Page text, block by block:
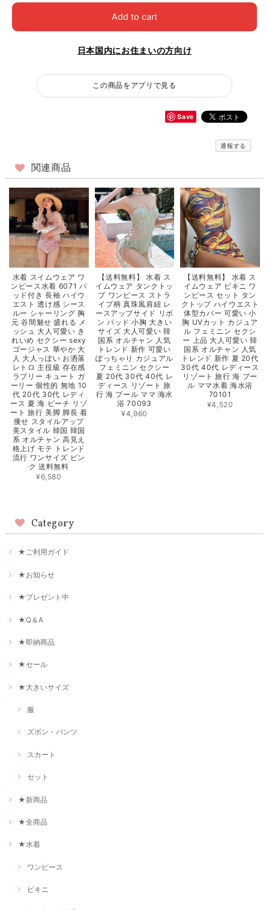
Add to cart
日本国内にお住まいの方向け
この商品をアプリで見る
Save
通報する
関連商品
水着 スイムウェア ワ
ンピース水着 6071 パ
ッド付き 長袖 ハイウ
エスト 透け感 シース
ルー シャーリング 胸
元 谷間魅せ 盛れる メ
ッシュ 大人可愛い き
れいめ セクシー sexy
ゴージャス 華やか 大
人 大人っぽい お洒落
レトロ 主役級 存在感
ラブリー キュート ガ
ーリー 個性的 無地 10
代 20代 30代 レディ
ース 夏 海 ビーチ リゾ
ート 旅行 美脚 脚長 着
痩せ スタイルアップ
美スタイル 韓国 韓国
系 オルチャン 高見え
格上げ モテ トレンド
流行 ワンサイズ ピン
ク 送料無料
¥6,580
【送料無料】 水着 ス
イムウェア タンクトッ
プ ワンピース ストラ
イプ柄 真珠風肩紐 レ
ースアップサイド リボ
ン パッド 小胸 大きい
サイズ 大人可愛い 韓
国系 オルチャン 人気
トレンド 新作 可愛い
ぽっちゃり カジュアル
フェミニン セクシー
夏 20代 30代 40代 レ
ディース リゾート 旅
行 海 プール ママ 海水
浴 70093
¥4,960
【送料無料】 水着 ス
イムウェア ビキニ ワ
ンピース セット タン
クトップ ハイウエスト
体型カバー 可愛い 小
胸 UVカット カジュア
ル フェミニン セクシ
ー 上品 大人可愛い 韓
国系 オルチャン 人気
トレンド 新作 夏 20代
30代 40代 レディース
リゾート 旅行 海 プー
ル ママ水着 海水浴
70101
¥4,520
Category
★ご利用ガイド
★お知らせ
★プレゼント中
★Q＆A
★即納商品
★セール
★大きいサイズ
服
ズボン・パンツ
スカート
セット
★新商品
★全商品
★水着
ワンピース
ビキニ